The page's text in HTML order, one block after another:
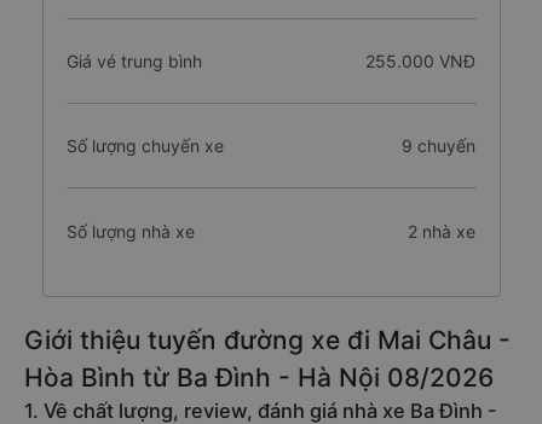
Giá vé trung bình 255.000 VNĐ
Số lượng chuyến xe 9 chuyến
Số lượng nhà xe 2 nhà xe
Giới thiệu tuyến đường xe đi Mai Châu -
Hòa Bình từ Ba Đình - Hà Nội 08/2026
1. Về chất lượng, review, đánh giá nhà xe Ba Đình -